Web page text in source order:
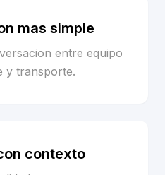
mas simple
entre equipo
y transporte.
contexto